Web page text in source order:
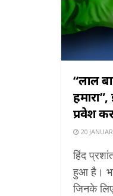
“लाल
प्रवेश
20
हिंद
हुआ है।
जिनके